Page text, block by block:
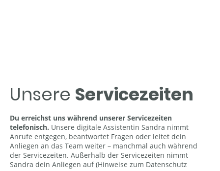
Unsere Servicezeiten
Du erreichst uns während unserer Servicezeiten
telefonisch. Unsere digitale Assistentin Sandra nimmt
Anrufe entgegen, beantwortet Fragen oder leitet dein
Anliegen an das Team weiter – manchmal auch während
der Servicezeiten. Außerhalb der Servicezeiten nimmt
Sandra dein Anliegen auf (Hinweise zum Datenschutz